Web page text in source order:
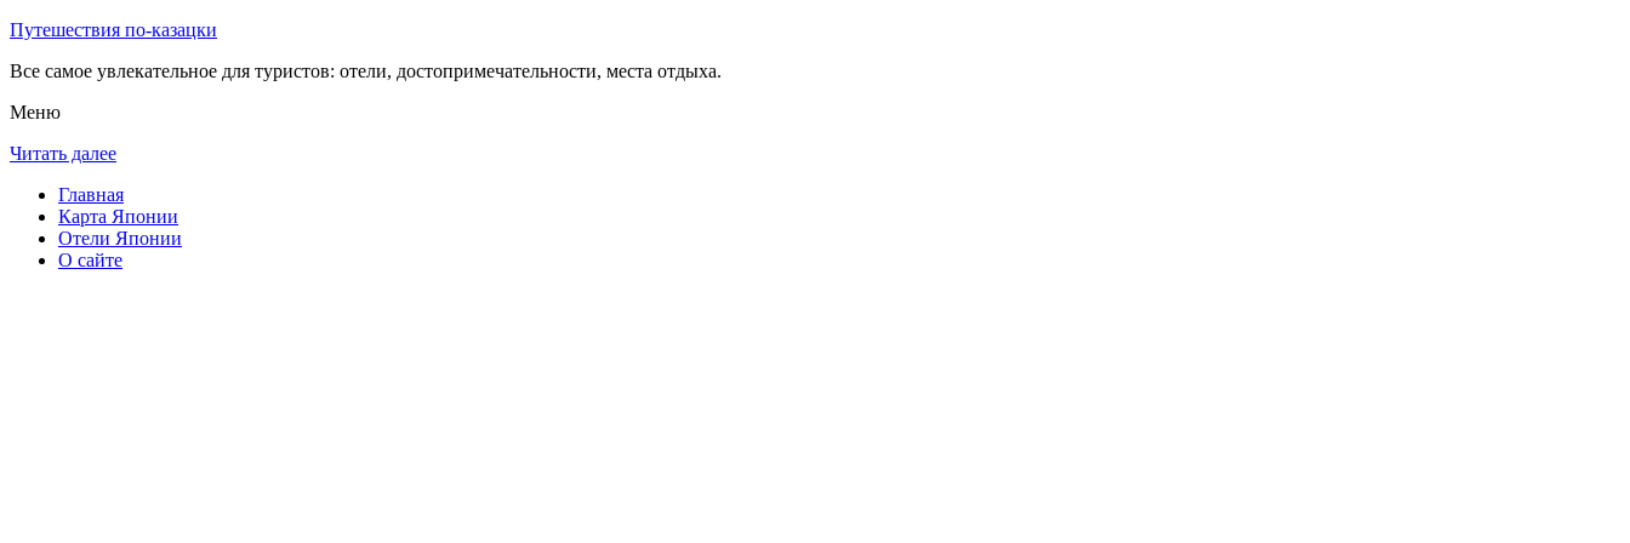
Путешествия по-казацки
Все самое увлекательное для туристов: отели, достопримечательности, места отдыха.
Меню
Читать далее
Главная
Карта Японии
Отели Японии
О сайте